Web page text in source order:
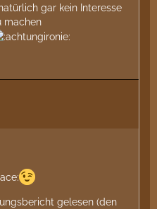
gar kein Interesse
machen
gelesen (den